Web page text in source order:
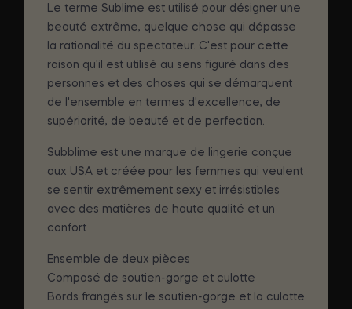
Le terme Sublime est utilisé pour désigner une
beauté extrême, quelque chose qui dépasse
la rationalité du spectateur. C'est pour cette
raison qu'il est utilisé au sens figuré dans des
personnes et des choses qui se démarquent
de l'ensemble en termes d'excellence, de
supériorité, de beauté et de perfection.
Subblime est une marque de lingerie conçue
aux USA et créée pour les femmes qui veulent
se sentir extrêmement sexy et irrésistibles
avec des matières de haute qualité et un
confort
Ensemble de deux pièces
Composé de soutien-gorge et culotte
Bords frangés sur le soutien-gorge et la culotte